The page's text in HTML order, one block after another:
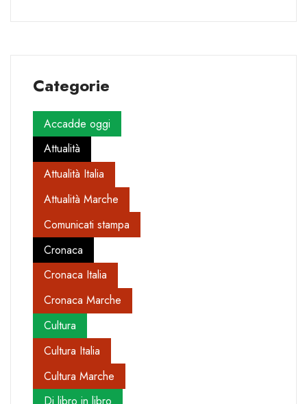
Categorie
Accadde oggi
Attualità
Attualità Italia
Attualità Marche
Comunicati stampa
Cronaca
Cronaca Italia
Cronaca Marche
Cultura
Cultura Italia
Cultura Marche